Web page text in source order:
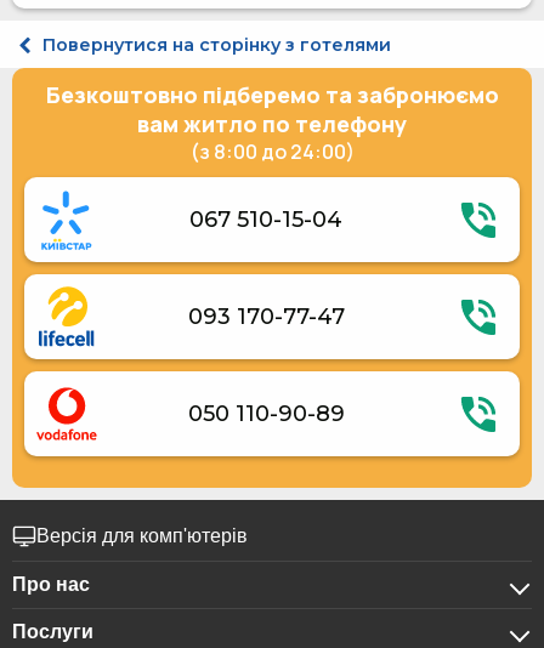
Приладдя для барбекю
Платний трансфер
Екскурсійне бюро
Місце для пікніка
Дитячий ігровий майданчик
Послуги по прасуванню одягу
Сувенірна крамниця
Холодильник
Електричний чайник
Кухонне приладдя
Їдальня
Електрогенератор
Альтанки
Прибирання номерів за запитом
Котедж 4-місний Хатина 1964 року
Котедж 4-місний Хатина 1928 року
Котедж 4-місний Хатина 1960 року
Котедж 4-місний Хатина 1914 року
Повернутися на сторінку з готелями
Безкоштовно підберемо та забронюємо
вам житло по телефону
(з 8:00 до 24:00)
067 510-15-04
093 170-77-47
050 110-90-89
Версія для комп'ютерів
Про нас
Про компанію
Послуги